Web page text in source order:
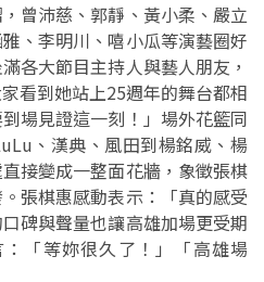
曾沛慈、郭靜、黃小柔、嚴立
、李明川、嘻小瓜等演藝圈好
各大節目主持人與藝人朋友，
看到她站上25週年的舞台都相
場見證這一刻！」場外花籃同
、漢典、風田到楊銘威、楊
接變成一整面花牆，象徵張棋
張棋惠感動表示：「真的感受
碑與聲量也讓高雄加場更受期
「等妳很久了！」「高雄場